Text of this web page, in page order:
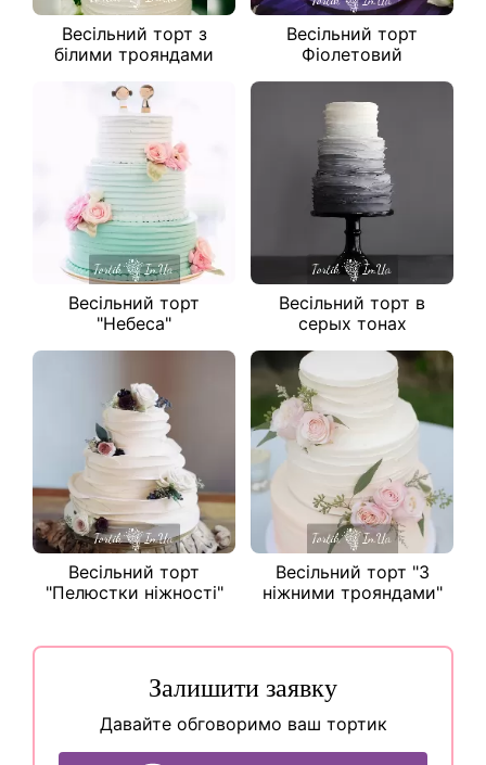
Весільний торт з
білими трояндами
Весільний торт
Фіолетовий
Весільний торт
"Небеса"
Весільний торт в
серых тонах
Весільний торт
"Пелюстки ніжності"
Весільний торт "З
ніжними трояндами"
Залишити заявку
Давайте обговоримо ваш тортик